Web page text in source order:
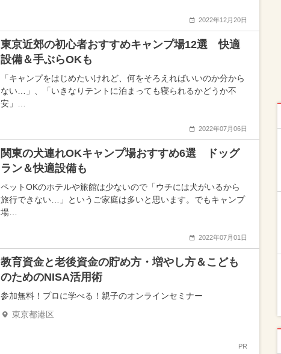
2022年12月20日
東京近郊の初心者おすすめキャンプ場12選 快適
設備＆手ぶらOKも
「キャンプをはじめたいけれど、何をそろえればいいのか分から
ない…」、「いきなりテントに泊まっても寝られるかどうか不
安」…
2022年07月06日
関東の犬連れOKキャンプ場おすすめ6選 ドッグ
ラン＆快適設備も
ペットOKのホテルや旅館は少ないので「ウチには犬がいるから
旅行できない…」というご家庭は多いと思います。でもキャンプ
場…
2022年07月01日
教育資金と老後資金の貯め方・増やし方＆こども
のためのNISA活用術
参加無料！プロに学べる！親子のオンラインセミナー
東京都港区
PR